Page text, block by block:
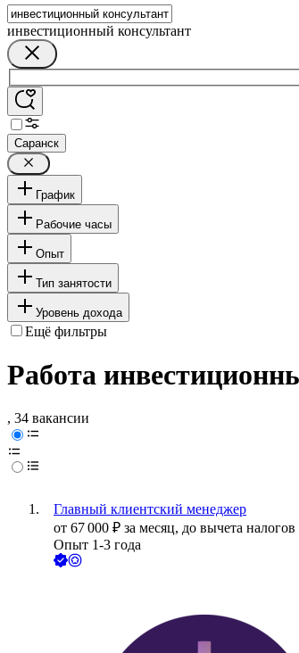
инвестиционный консультант
Саранск
График
Рабочие часы
Опыт
Тип занятости
Уровень дохода
Ещё фильтры
Работа
, 34 вакансии
Главный клиентский менеджер
от 67 000 ₽ за месяц, до вычета налогов
Опыт 1-3 года